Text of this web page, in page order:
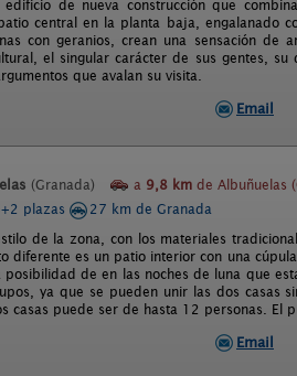
de nueva construcción que
central en la planta baja, engalanado
con geranios, crean una sensación de
el singular carácter de sus gentes,
que avalan su visita.
Email
(Granada) a 9,8 km de Albuñuelas
plazas
27 km de Granada
de la zona, con los materiales
diferente es un patio interior con una
de en las noches de luna que
ya que se pueden unir las dos casas
casas puede ser de hasta 12 personas. El
Email